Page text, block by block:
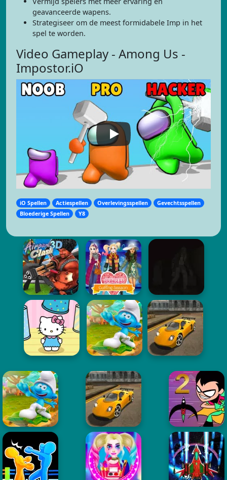
geavanceerde wapens.
Strategiseer om de meest formidabele Imp in het
spel te worden.
Video Gameplay - Among Us -
Impostor.iO
iO Spellen Actiespellen Overlevingsspellen
Gevechtsspellen
Bloederige Spellen
Y8